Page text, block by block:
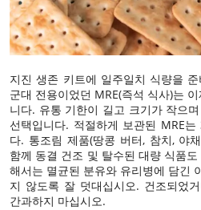
지진 생존 키트에 일주일치 식량을
군대 전용이었던 MRE(즉석 식사)는
니다. 유통 기한이 길고 크기가 작으
선택입니다. 적절하게 보관된 MRE
다. 통조림 제품(땅콩 버터, 참치, 야
함께 동결 건조 및 탈수된 대량 식품
해서는 멸균된 분유와 유리병에 담긴
지 않도록 잘 덧대십시오. 건조되었
간과하지 마십시오.